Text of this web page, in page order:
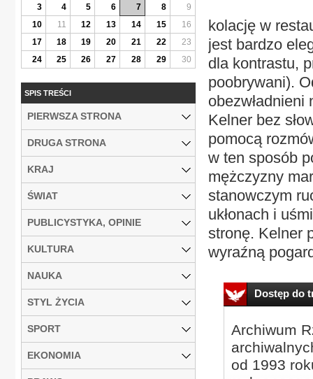
kolację w
jest bardzo
dla kontrastu,
poobrywani).
obezwładnieni
Kelner bez
pomocą
w ten sposób
mężczyzny
stanowczym
ukłonach i
stronę. Kelner
wyraźną
Dostęp do
Archiwum
od 1993
3
4 5 6 7 8
9
10
11 12 13 14 15
16
17
18 19 20 21 22
23
24
25 26 27 28 29 30
SPIS TREŚCI
PIERWSZA STRONA
DRUGA STRONA
KRAJ
ŚWIAT
PUBLICYSTYKA, OPINIE
KULTURA
NAUKA
STYL ŻYCIA
SPORT
EKONOMIA